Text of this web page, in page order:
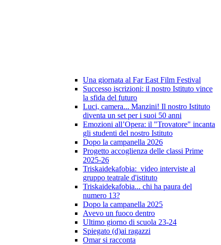
Una giornata al Far East Film Festival
Successo iscrizioni: il nostro Istituto vince
la sfida del futuro
Luci, camera... Manzini! Il nostro Istituto
diventa un set per i suoi 50 anni
Emozioni all’Opera: il "Trovatore" incanta
gli studenti del nostro Istituto
Dopo la campanella 2026
Progetto accoglienza delle classi Prime
2025-26
Triskaidekafobia: video interviste al
gruppo teatrale d'istituto
Triskaidekafobia... chi ha paura del
numero 13?
Dopo la campanella 2025
Avevo un fuoco dentro
Ultimo giorno di scuola 23-24
Spiegato (d)ai ragazzi
Omar si racconta